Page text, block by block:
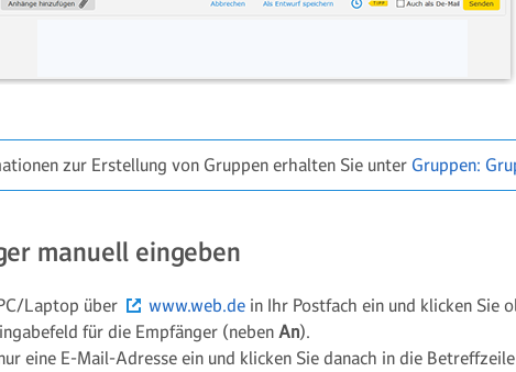
zur Erstellung von Gruppen erhalten Sie unter Gruppen:
manuell eingeben
Laptop über www.web.de in Ihr Postfach ein und klicken Sie
für die Empfänger (neben An).
eine E-Mail-Adresse ein und klicken Sie danach in die